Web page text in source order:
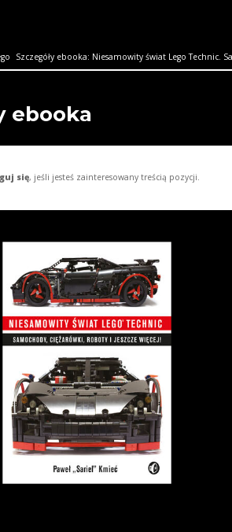
Szczegóły ebooka: Niesamowity świat Lego Technic.
ebooka
się, jeśli jesteś zainteresowany treścią pozycji.